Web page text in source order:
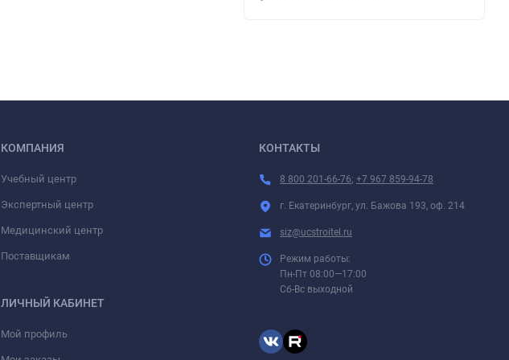
КОМПАНИЯ
Учебный центр
Экспертный центр
Медицинский центр
Поставщикам
ЛИЧНЫЙ КАБИНЕТ
Мой профиль
КОНТАКТЫ
8 800 201-66-76; +7 967 859-94-78
г. Екатеринбург, ул. Бажова 193, оф. 214
siz@ucstroitel.ru
Режим работы:
Пн-Пт 08:00—17:00
Сб-Вс выходной